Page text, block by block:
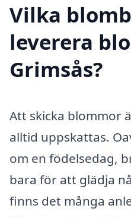
Vilka
leverera
Grimsås?
Att skicka blommor
alltid uppskattas.
om en födelsedag,
bara för att glädja
finns det många